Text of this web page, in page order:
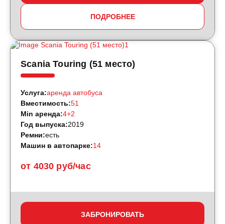
ПОДРОБНЕЕ
Scania Touring (51 место)
от 4030 руб/час
Услуга:аренда автобуса
Вместимость:51
Min аренда:4+2
Год выпуска:2019
Ремни:есть
Машин в автопарке:14
ЗАБРОНИРОВАТЬ